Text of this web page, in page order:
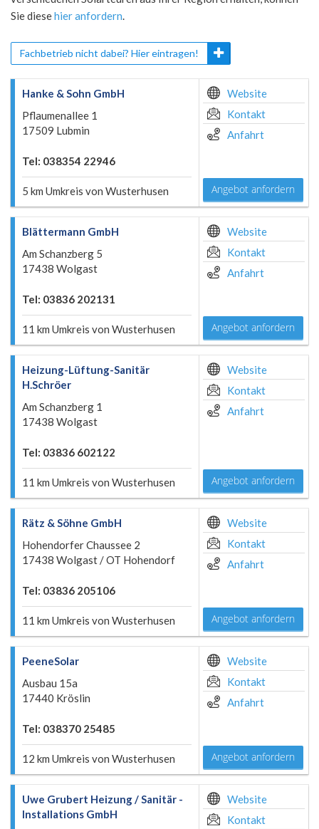
Sie diesehier anfordern.
Fachbetrieb nicht dabei? Hier eintragen!
Hanke & Sohn GmbH
Pflaumenallee 1
17509 Lubmin
Tel: 038354 22946
5 km Umkreis von Wusterhusen
Website
Kontakt
Anfahrt
Angebot anfordern
Blättermann GmbH
Am Schanzberg 5
17438 Wolgast
Tel: 03836 202131
11 km Umkreis von Wusterhusen
Website
Kontakt
Anfahrt
Angebot anfordern
Heizung-Lüftung-Sanitär
H.Schröer
Am Schanzberg 1
17438 Wolgast
Tel: 03836 602122
11 km Umkreis von Wusterhusen
Website
Kontakt
Anfahrt
Angebot anfordern
Rätz & Söhne GmbH
Hohendorfer Chaussee 2
17438 Wolgast / OT Hohendorf
Tel: 03836 205106
11 km Umkreis von Wusterhusen
Website
Kontakt
Anfahrt
Angebot anfordern
PeeneSolar
Ausbau 15a
17440 Kröslin
Tel: 038370 25485
12 km Umkreis von Wusterhusen
Website
Kontakt
Anfahrt
Angebot anfordern
Uwe Grubert Heizung / Sanitär -
Installations GmbH
Website
Kontakt